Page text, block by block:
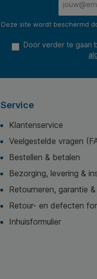
Deze site wordt beschermd
Door verder te gaan
Service
Klantenservice
Veelgestelde vragen
Bestellen & betalen
Bezorging, levering &
Retourneren, garantie
Retour- en defecten
Inhuisformulier